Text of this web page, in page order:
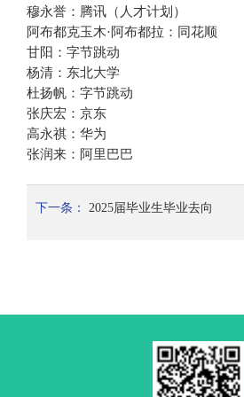
穆永誉 ： 腾讯（人才计划）
阿布都克玉木·阿布都拉 ： 同花顺
甘阳 ： 字节跳动
杨清 ： 东北大学
杜扬帆 ： 字节跳动
张庆宏 ： 京东
高永祺 ： 华为
张润来 ： 阿里巴巴
下一条： 2025届毕业生毕业去向